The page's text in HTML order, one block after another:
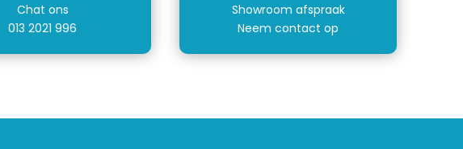
Chat ons
013 2021 996
Showroom afspraak
Neem contact op